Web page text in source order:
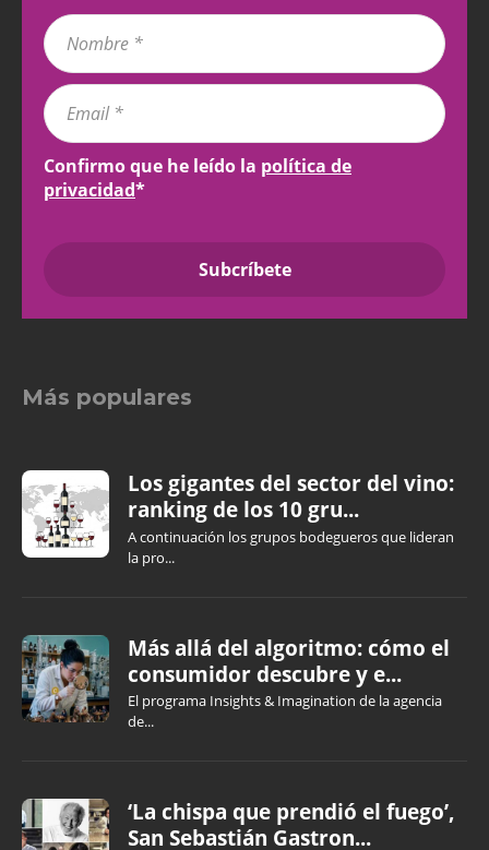
Confirmo que he leído la política de
privacidad*
Más populares
Los gigantes del sector del vino:
ranking de los 10 gru...
A continuación los grupos bodegueros que lideran
la pro...
Más allá del algoritmo: cómo el
consumidor descubre y e...
El programa Insights & Imagination de la agencia
de...
‘La chispa que prendió el fuego’,
San Sebastián Gastron...